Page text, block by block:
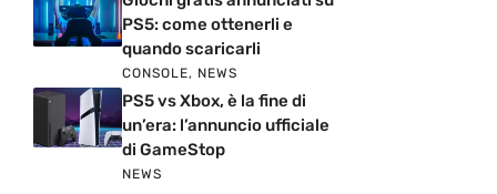
PS5: come ottenerli e
quando scaricarli
CONSOLE, NEWS
PS5 vs Xbox, è la fine di
un’era: l’annuncio ufficiale
di GameStop
NEWS